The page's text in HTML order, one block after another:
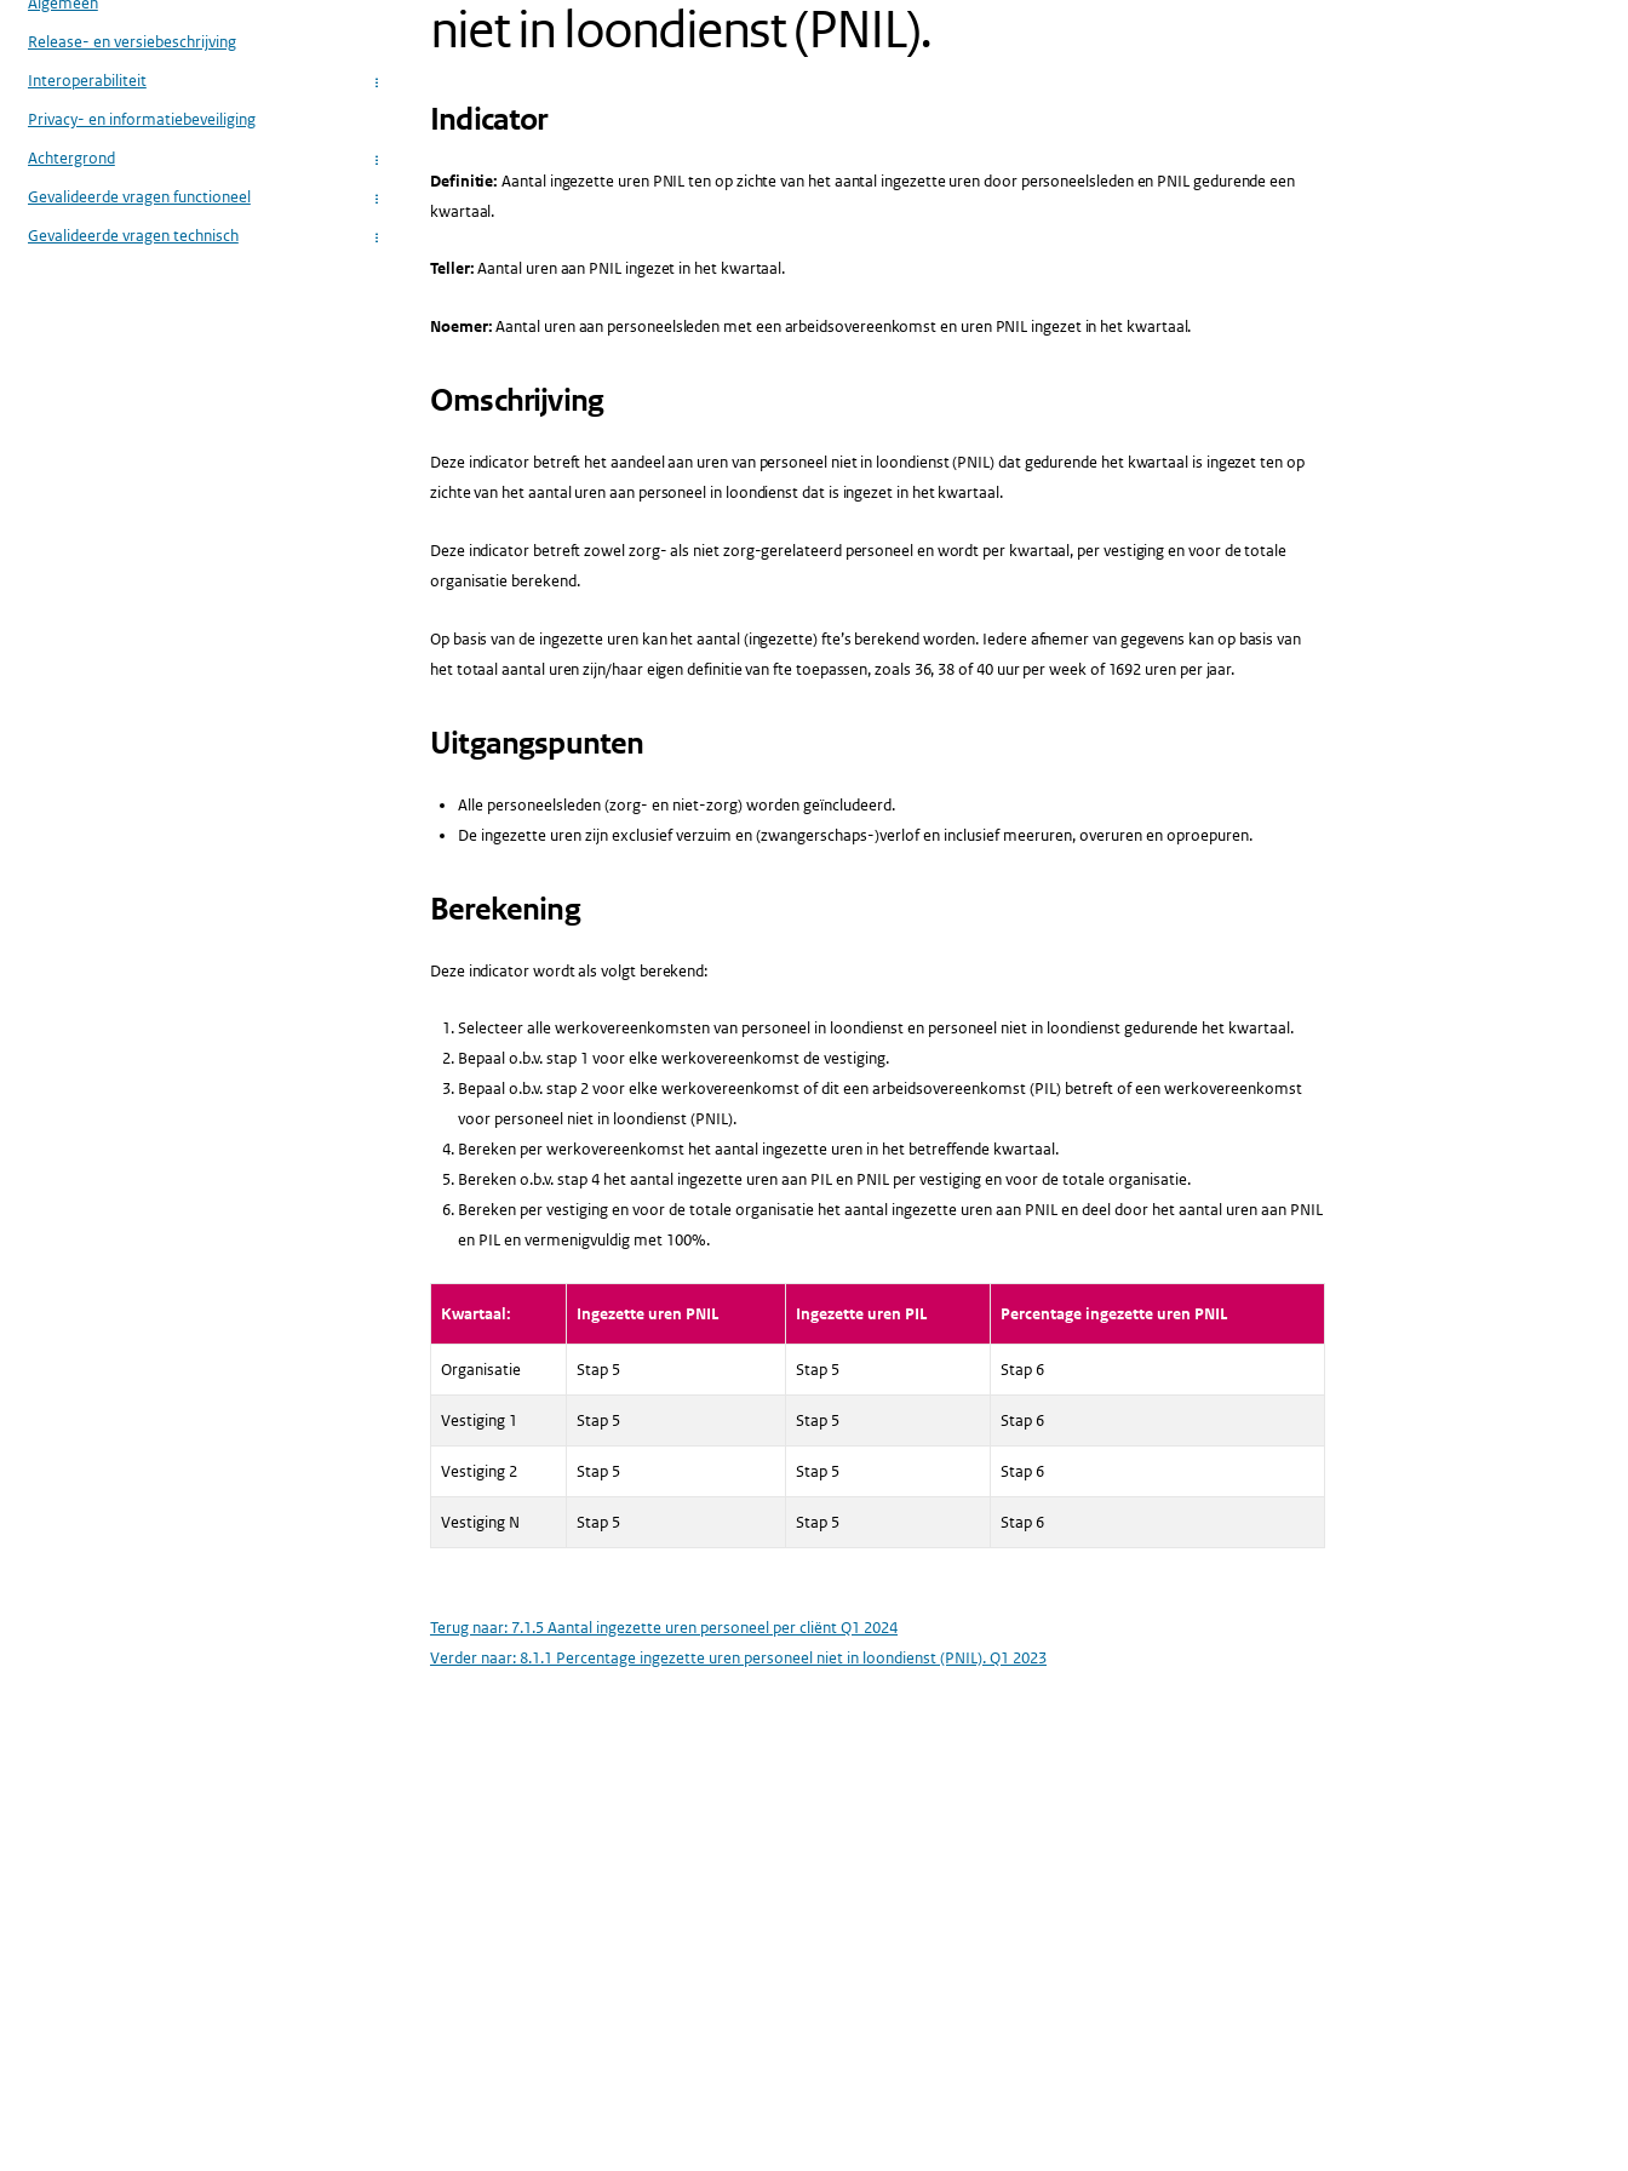
Release- en versiebeschrijving
Interoperabiliteit
...
Privacy- en informatiebeveiliging
Achtergrond
...
Gevalideerde vragen functioneel ...
Gevalideerde vragen technisch ...
niet in loondienst (PNIL).
Indicator
Definitie: Aantal ingezette uren PNIL ten op zichte van het aantal ingezette uren door personeelsleden en PNIL gedurende een
kwartaal.
Teller:Aantal uren aan PNIL ingezet in het kwartaal.
Noemer:Aantal uren aan personeelsleden met een arbeidsovereenkomst en uren PNIL ingezet in het kwartaal.
Omschrijving
Deze indicator betreft het aandeel aan uren van personeel niet in loondienst (PNIL) dat gedurende het kwartaal is ingezet ten op
zichte van het aantal uren aan personeel in loondienst dat is ingezet in het kwartaal.
Deze indicator betreft zowel zorg- als niet zorg-gerelateerd personeel en wordt per kwartaal, per vestiging en voor de totale
organisatie berekend.
Op basis van de ingezette uren kan het aantal (ingezette) fte’s berekend worden. Iedere afnemer van gegevens kan op basis van
het totaal aantal uren zijn/haar eigen definitie van fte toepassen, zoals 36, 38 of 40 uur per week of 1692 uren per jaar.
Uitgangspunten
Alle personeelsleden (zorg- en niet-zorg) worden geïncludeerd.
De ingezette uren zijn exclusief verzuim en (zwangerschaps-)verlof en inclusief meeruren, overuren en oproepuren.
Berekening
Deze indicator wordt als volgt berekend:
Selecteer alle werkovereenkomsten van personeel in loondienst en personeel niet in loondienst gedurende het kwartaal.
Bepaal o.b.v. stap 1 voor elke werkovereenkomst de vestiging.
Bepaal o.b.v. stap 2 voor elke werkovereenkomst of dit een arbeidsovereenkomst (PIL) betreft of een werkovereenkomst
voor personeel niet in loondienst (PNIL).
Bereken per werkovereenkomst het aantal ingezette uren in het betreffende kwartaal.
Bereken o.b.v. stap 4 het aantal ingezette uren aan PIL en PNIL per vestiging en voor de totale organisatie.
Bereken per vestiging en voor de totale organisatie het aantal ingezette uren aan PNIL en deel door het aantal uren aan PNIL
en PIL en vermenigvuldig met 100%.
Kwartaal: Ingezette uren PNIL Ingezette uren PIL Percentage ingezette uren PNIL
Organisatie Stap 5 Stap 5 Stap 6
Vestiging 1 Stap 5 Stap 5 Stap 6
Vestiging 2 Stap 5 Stap 5 Stap 6
Vestiging N Stap 5 Stap 5 Stap 6
Terug naar: 7.1.5 Aantal ingezette uren personeel per cliënt Q1 2024
Verder naar:8.1.1 Percentage ingezette uren personeel niet in loondienst (PNIL). Q1 2023